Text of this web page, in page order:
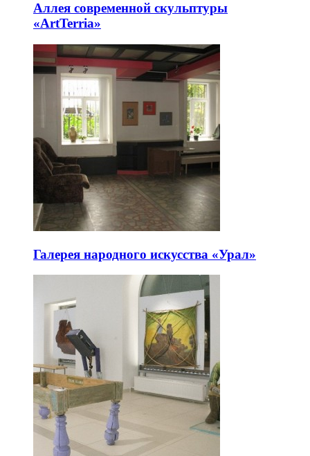
Аллея современной скульптуры
«ArtTerria»
Галерея народного искусства «Урал»